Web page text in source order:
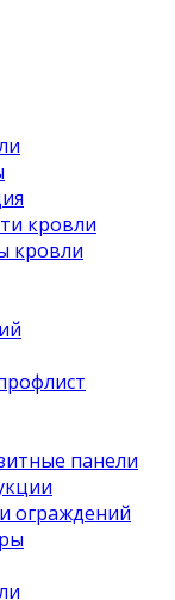
кровли
кровли
панели
ограждений